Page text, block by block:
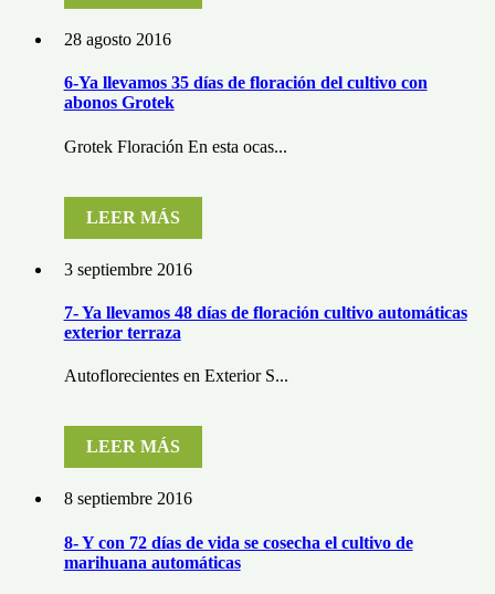
28 agosto 2016
6-Ya llevamos 35 días de floración del cultivo con
abonos Grotek
Grotek Floración En esta ocas...
LEER MÁS
3 septiembre 2016
7- Ya llevamos 48 días de floración cultivo automáticas
exterior terraza
Autoflorecientes en Exterior S...
LEER MÁS
8 septiembre 2016
8- Y con 72 días de vida se cosecha el cultivo de
marihuana automáticas